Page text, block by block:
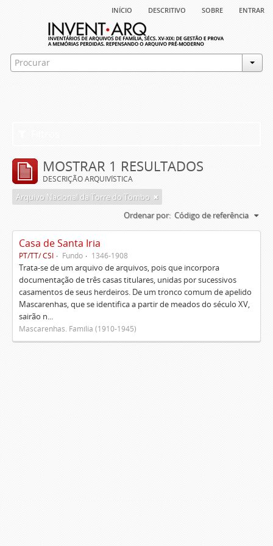
início descritivo sobre entrar
MOSTRAR 1 RESULTADOS
DESCRIÇÃO ARQUIVÍSTICA
Arquivo Nacional da Torre do Tombo
Ordenar por: Código de referência
Casa de Santa Iria
PT/TT/ CSI Fundo 1346-1908
Trata-se de um arquivo de arquivos, pois que incorpora
documentação de três casas titulares, unidas por sucessivos
casamentos de seus herdeiros. De um tronco comum de apelido
Mascarenhas, que se identifica a partir de meados do século XV,
sairão n...
Mascarenhas. Família (1910-1945)